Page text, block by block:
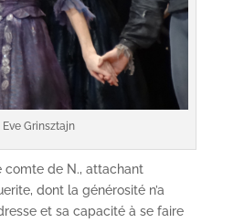
Eve Grinsztajn
de N., attachant
dont la générosité n’a
et sa capacité à se faire